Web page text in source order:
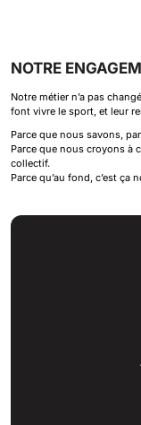
NOTRE
Notre métier n’a pas
font vivre le sport, et leur
Parce que nous savons,
Parce que nous croyons à
collectif.
Parce qu’au fond, c’est ça